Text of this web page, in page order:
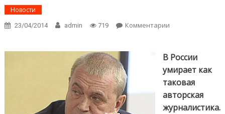
Новости
23/04/2014 admin 719 Комментарии
умирает
журналистика
В России
умирает как
таковая
авторская
журналистика.